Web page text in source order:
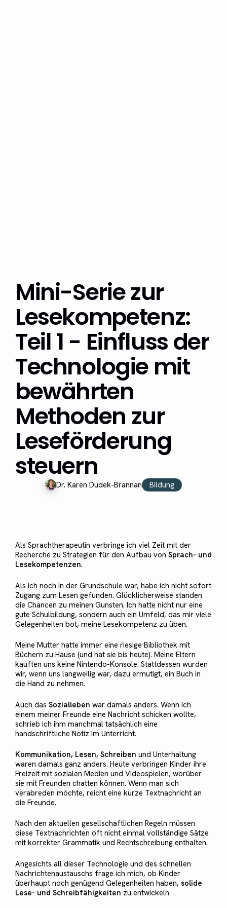
Mini-Serie zur
Lesekompetenz:
Teil 1 - Einfluss der
Technologie mit
bewährten
Methoden zur
Leseförderung
steuern
Dr. Karen Dudek-Brannan Bildung
Als Sprachtherapeutin verbringe ich viel Zeit mit der
Recherche zu Strategien für den Aufbau von Sprach- und
Lesekompetenzen.
Als ich noch in der Grundschule war, habe ich nicht sofort
Zugang zum Lesen gefunden. Glücklicherweise standen
die Chancen zu meinen Gunsten. Ich hatte nicht nur eine
gute Schulbildung, sondern auch ein Umfeld, das mir viele
Gelegenheiten bot, meine Lesekompetenz zu üben.
Meine Mutter hatte immer eine riesige Bibliothek mit
Büchern zu Hause (und hat sie bis heute). Meine Eltern
kauften uns keine Nintendo-Konsole. Stattdessen wurden
wir, wenn uns langweilig war, dazu ermutigt, ein Buch in
die Hand zu nehmen.
Auch das Sozialleben war damals anders. Wenn ich
einem meiner Freunde eine Nachricht schicken wollte,
schrieb ich ihm manchmal tatsächlich eine
handschriftliche Notiz im Unterricht.
Kommunikation, Lesen, Schreiben und Unterhaltung
waren damals ganz anders. Heute verbringen Kinder ihre
Freizeit mit sozialen Medien und Videospielen, worüber
sie mit Freunden chatten können. Wenn man sich
verabreden möchte, reicht eine kurze Textnachricht an
die Freunde.
Nach den aktuellen gesellschaftlichen Regeln müssen
diese Textnachrichten oft nicht einmal vollständige Sätze
mit korrekter Grammatik und Rechtschreibung enthalten.
Angesichts all dieser Technologie und des schnellen
Nachrichtenaustauschs frage ich mich, ob Kinder
überhaupt noch genügend Gelegenheiten haben, solide
Lese- und Schreibfähigkeiten zu entwickeln.